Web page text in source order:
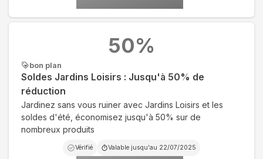
bon plan
Soldes Jardins Loisirs : Jusqu'à 50% de
réduction
Jardinez sans vous ruiner avec Jardins Loisirs et les
soldes d'été, économisez jusqu'à 50% sur de
nombreux produits
Vérifié Valable jusqu'au 22/07/2025
50%